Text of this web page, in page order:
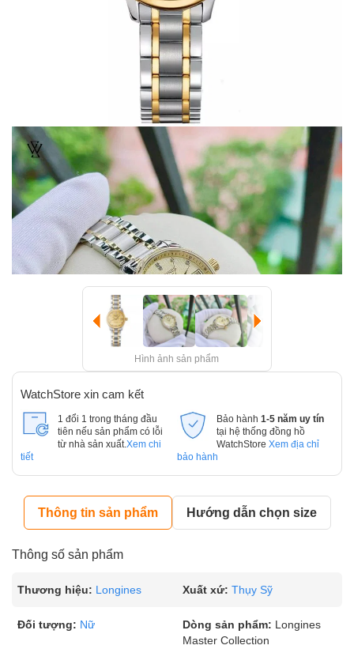
Hình ảnh sản phẩm
WatchStore xin cam kết
1 đổi 1 trong tháng đầu
tiên nếu sản phẩm có lỗi
từ nhà sản xuất. Xem chi
tiết
Bảo hành 1-5 năm uy tín
tại hệ thống đồng hồ
WatchStore Xem địa chỉ
bảo hành
Thông tin sản phẩm Hướng dẫn chọn size
Thông số sản phẩm
Thương hiệu: Longines Xuất xứ: Thụy Sỹ
Đối tượng: Nữ Dòng sản phẩm: Longines
Master Collection